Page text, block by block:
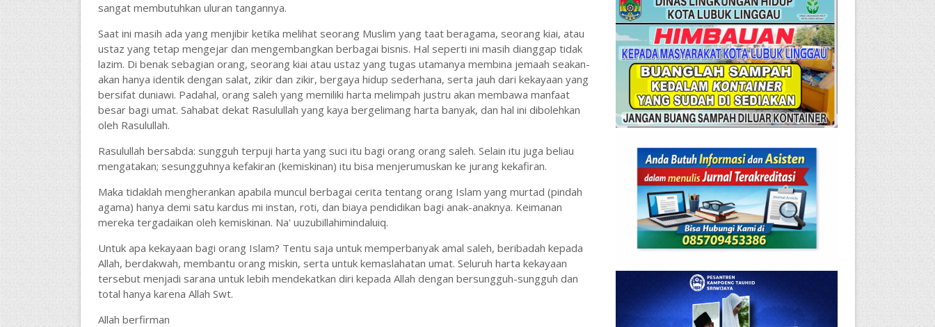
sangat membutuhkan uluran tangannya.
Saat ini masih ada yang menjibir ketika melihat seorang Muslim yang taat beragama, seorang kiai, atau
ustaz yang tetap mengejar dan mengembangkan berbagai bisnis. Hal seperti ini masih dianggap tidak
lazim. Di benak sebagian orang, seorang kiai atau ustaz yang tugas utamanya membina jemaah seakan-
akan hanya identik dengan salat, zikir dan zikir, bergaya hidup sederhana, serta jauh dari kekayaan yang
bersifat duniawi. Padahal, orang saleh yang memiliki harta melimpah justru akan membawa manfaat
besar bagi umat. Sahabat dekat Rasulullah yang kaya bergelimang harta banyak, dan hal ini dibolehkan
oleh Rasulullah.
Rasulullah bersabda: sungguh terpuji harta yang suci itu bagi orang orang saleh. Selain itu juga beliau
mengatakan; sesungguhnya kefakiran (kemiskinan) itu bisa menjerumuskan ke jurang kekafiran.
Maka tidaklah mengherankan apabila muncul berbagai cerita tentang orang Islam yang murtad (pindah
agama) hanya demi satu kardus mi instan, roti, dan biaya pendidikan bagi anak-anaknya. Keimanan
mereka tergadaikan oleh kemiskinan. Na' uuzubillahimindaluiq.
Untuk apa kekayaan bagi orang Islam? Tentu saja untuk memperbanyak amal saleh, beribadah kepada
Allah, berdakwah, membantu orang miskin, serta untuk kemaslahatan umat. Seluruh harta kekayaan
tersebut menjadi sarana untuk lebih mendekatkan diri kepada Allah dengan bersungguh-sungguh dan
total hanya karena Allah Swt.
Allah berfirman